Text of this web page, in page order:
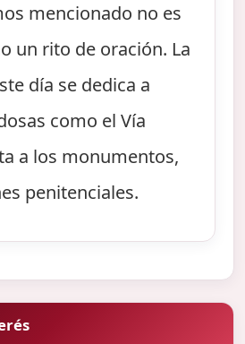
mencionado no es
un rito de oración. La
día se dedica a
como el Vía
a los monumentos,
penitenciales.